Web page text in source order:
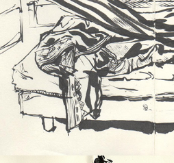
PARIS